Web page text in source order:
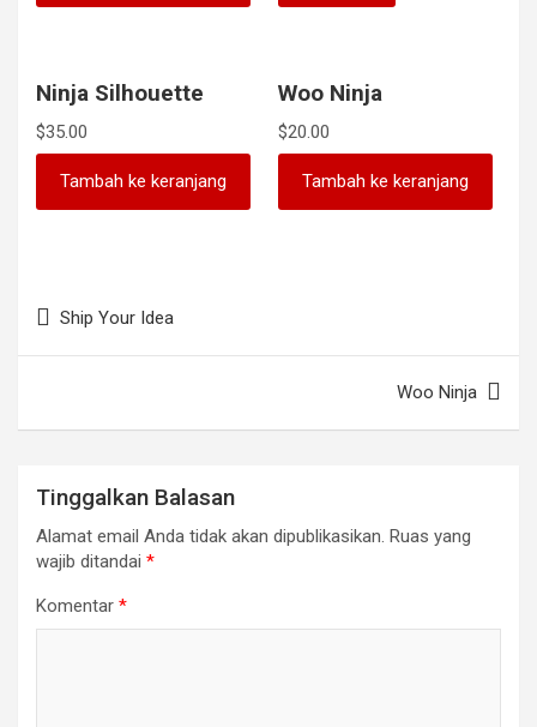
memiliki
di
halaman
Ninja Silhouette
$35.00
Tambah ke keranjang
Woo Ninja
$20.00
Tambah ke keranjang
Navigasi
Ship Your Idea
Woo Ninja
Tinggalkan Balasan
Alamat email Anda tidak akan dipublikasikan. Ruas yang
wajib ditandai *
Komentar *